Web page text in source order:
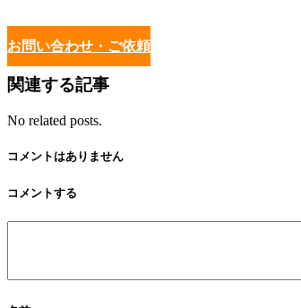
お問い合わせ・ご依頼
関連する記事
No related posts.
コメントはありません
コメントする